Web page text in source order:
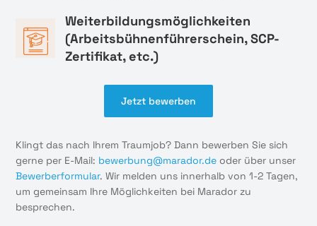
Weiterbildungsmöglichkeiten
(Arbeitsbühnenführerschein, SCP-
Zertifikat, etc.)
Jetzt bewerben
Klingt das nach Ihrem Traumjob? Dann bewerben Sie sich
gerne per E-Mail: bewerbung@marador.de oder über unser
Bewerberformular. Wir melden uns innerhalb von 1-2 Tagen,
um gemeinsam Ihre Möglichkeiten bei Marador zu
besprechen.